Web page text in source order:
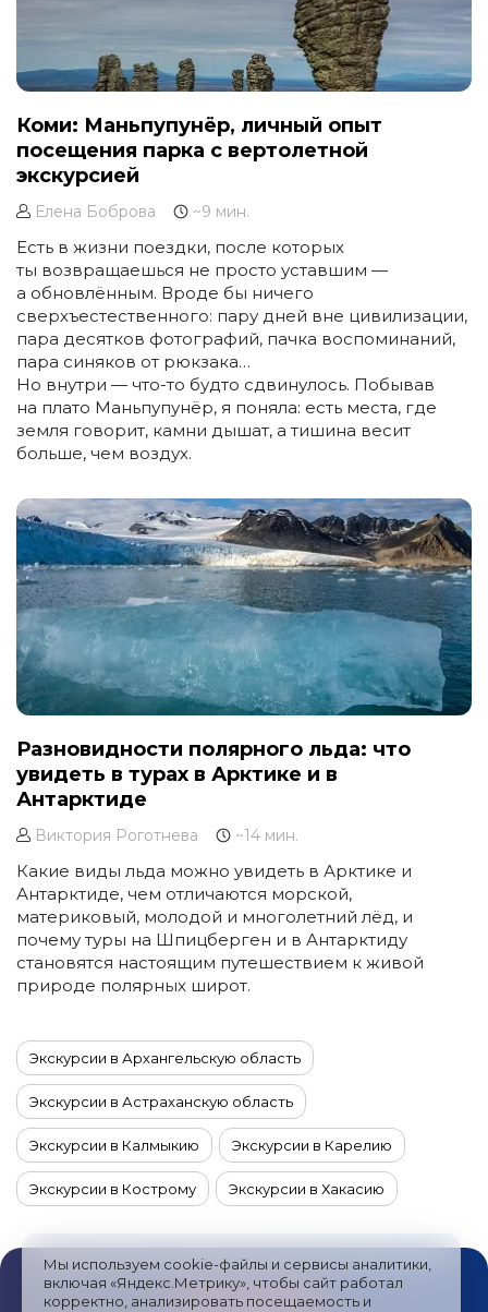
Мы используем cookie-файлы и сервисы аналитики,
включая «Яндекс.Метрику», чтобы сайт работал
корректно, анализировать посещаемость и
Коми: Маньпупунёр, личный опыт
посещения парка с вертолетной
экскурсией
Елена Боброва ~9 мин.
Есть в жизни поездки, после которых
ты возвращаешься не просто уставшим —
а обновлённым. Вроде бы ничего
сверхъестественного: пару дней вне цивилизации,
пара десятков фотографий, пачка воспоминаний,
пара синяков от рюкзака…
Но внутри — что-то будто сдвинулось. Побывав
на плато Маньпупунёр, я поняла: есть места, где
земля говорит, камни дышат, а тишина весит
больше, чем воздух.
Разновидности полярного льда: что
увидеть в турах в Арктике и в
Антарктиде
Виктория Роготнева ~14 мин.
Какие виды льда можно увидеть в Арктике и
Антарктиде, чем отличаются морской,
материковый, молодой и многолетний лёд, и
почему туры на Шпицберген и в Антарктиду
становятся настоящим путешествием к живой
природе полярных широт.
Экскурсии в Архангельскую область
Экскурсии в Астраханскую область
Экскурсии в Калмыкию Экскурсии в Карелию
Экскурсии в Кострому Экскурсии в Хакасию
Экскурсии на Камчатку